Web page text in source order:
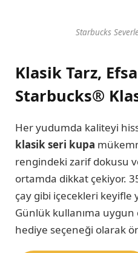
Starbucks
Klasik Tarz,
Starbucks®
Her yudumda kaliteyi
klasik seri kupa
rengindeki zarif dokusu
ortamda dikkat çekiyor.
çay gibi içecekleri keyifle
Günlük kullanıma uygun
hediye seçeneği olarak